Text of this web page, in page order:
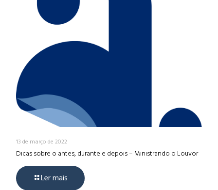
13 de março de 2022
Dicas sobre o antes, durante e depois – Ministrando o Louvor
Ler mais